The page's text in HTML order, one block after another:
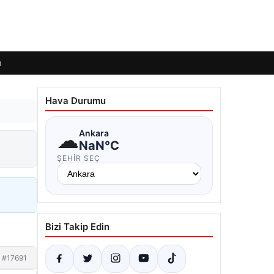
#17691
Hava Durumu
☁Ankara
NaN°C
ŞEHIR SEÇ
Bizi Takip Edin